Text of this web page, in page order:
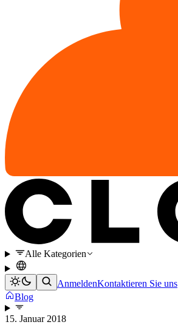
Alle Kategorien
AnmeldenKontaktieren Sie uns
Blog
15. Januar 2018